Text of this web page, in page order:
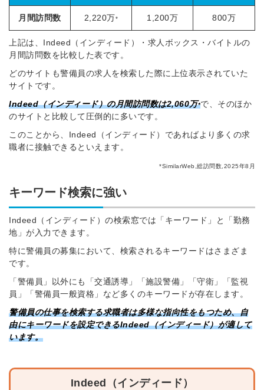
月間訪問数 2,220万* 1,200万 800万
上記は、Indeed（インディード）・求人ボックス・バイトルの
月間訪問数を比較した表です。
どのサイトも警備員の求人を検索した際に上位表示されていた
サイトです。
Indeed（インディード）の月間訪問数は2,060万*で、そのほか
のサイトと比較して圧倒的に多いです。
このことから、Indeed（インディード）であればより多くの求
職者に接触できるといえます。
*SimilarWeb,総訪問数,2025年8月
キーワード検索に強い
Indeed（インディード）の検索窓では「キーワード」と「勤務
地」が入力できます。
特に警備員の募集において、検索されるキーワードはさまざま
です。
「警備員」以外にも「交通誘導」「施設警備」「守衛」「監視
員」「警備員一般資格」など多くのキーワードが存在します。
警備員の仕事を検索する求職者は多様な指向性をもつため、自
由にキーワードを設定できるIndeed（インディード）が適して
います。
Indeed（インディード）